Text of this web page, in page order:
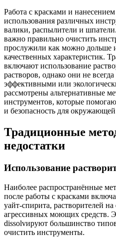
Работа с красками и
использования различных
валики, распылители и
важно правильно очистить
прослужили как можно дольше
качественных характеристик.
включают использование
растворов, однако они не
эффективными или
рассмотрены альтернативные
инструментов, которые
и безопасность для
Традиционные
недостатки
Использование
Наиболее распространённые
после работы с красками
уайт-спирита, растворителей
агрессивных моющих средств.
dissolvируют большинство
очистить инструменты.